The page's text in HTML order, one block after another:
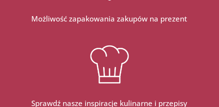
Możliwość zapakowania zakupów na prezent
Sprawdź nasze inspiracje kulinarne i przepisy